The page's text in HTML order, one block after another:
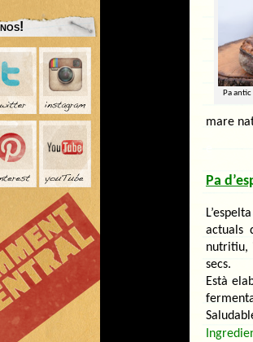
Pa
mare
Pa
actuals
nutritiu,
secs.
Està